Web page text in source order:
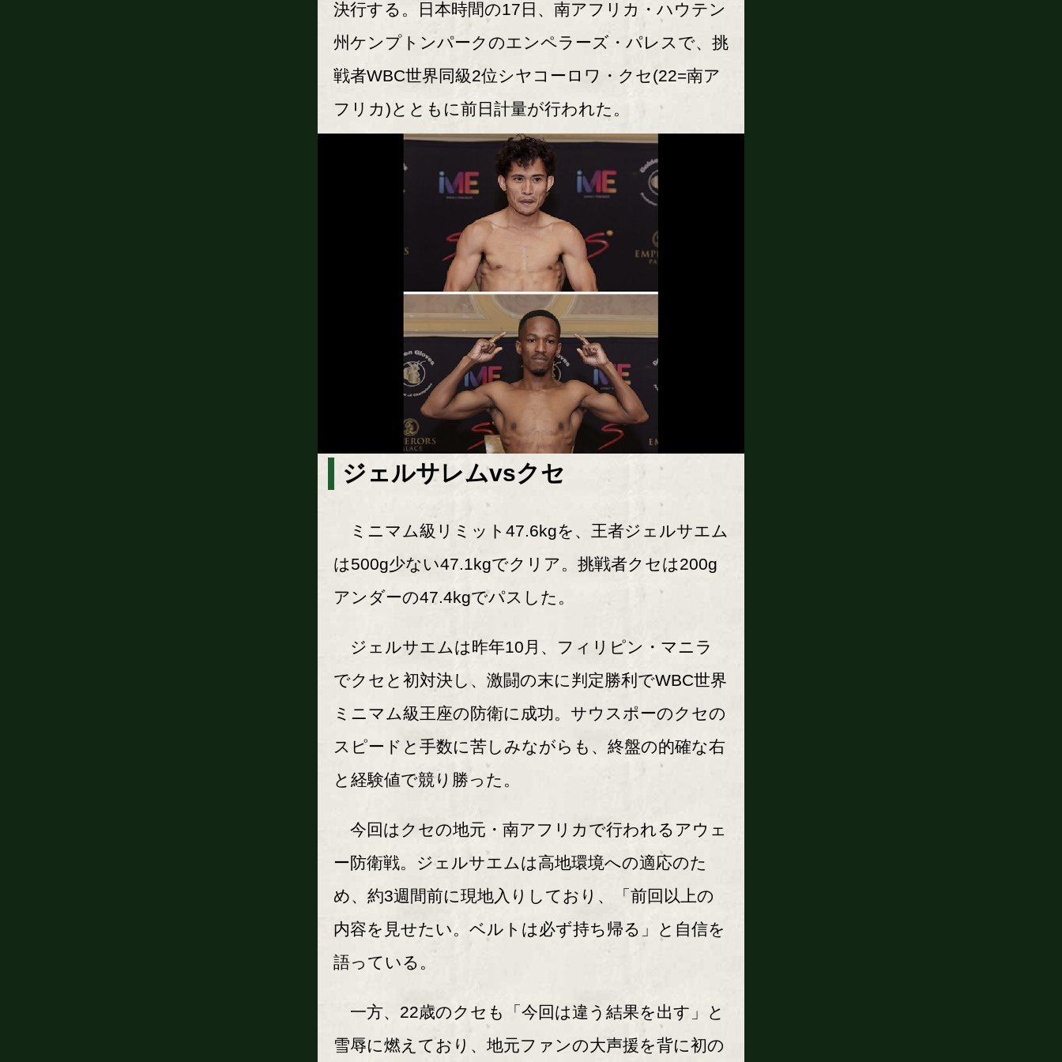
決行する。日本時間の17日、南アフリカ・ハウテン
州ケンプトンパークのエンペラーズ・パレスで、挑
戦者WBC世界同級2位シヤコーロワ・クセ(22=南ア
フリカ)とともに前日計量が行われた。
ジェルサレムvsクセ
ミニマム級リミット47.6kgを、王者ジェルサエム
は500g少ない47.1kgでクリア。挑戦者クセは200g
アンダーの47.4kgでパスした。
ジェルサエムは昨年10月、フィリピン・マニラ
でクセと初対決し、激闘の末に判定勝利でWBC世界
ミニマム級王座の防衛に成功。サウスポーのクセの
スピードと手数に苦しみながらも、終盤の的確な右
と経験値で競り勝った。
今回はクセの地元・南アフリカで行われるアウェ
ー防衛戦。ジェルサエムは高地環境への適応のた
め、約3週間前に現地入りしており、「前回以上の
内容を見せたい。ベルトは必ず持ち帰る」と自信を
語っている。
一方、22歳のクセも「今回は違う結果を出す」と
雪辱に燃えており、地元ファンの大声援を背に初の